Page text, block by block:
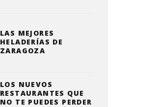
LAS MEJORES
HELADERÍAS DE
ZARAGOZA
LOS NUEVOS
RESTAURANTES QUE
NO TE PUEDES PERDER